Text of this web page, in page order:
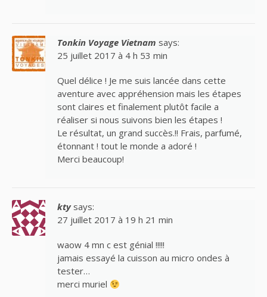
Tonkin Voyage Vietnam says:
25 juillet 2017 à 4 h 53 min
Quel délice ! Je me suis lancée dans cette
aventure avec appréhension mais les étapes
sont claires et finalement plutôt facile a
réaliser si nous suivons bien les étapes !
Le résultat, un grand succès.!! Frais, parfumé,
étonnant ! tout le monde a adoré !
Merci beaucoup!
kty says:
27 juillet 2017 à 19 h 21 min
waow 4 mn c est génial !!!!!
jamais essayé la cuisson au micro ondes à
tester…
merci muriel